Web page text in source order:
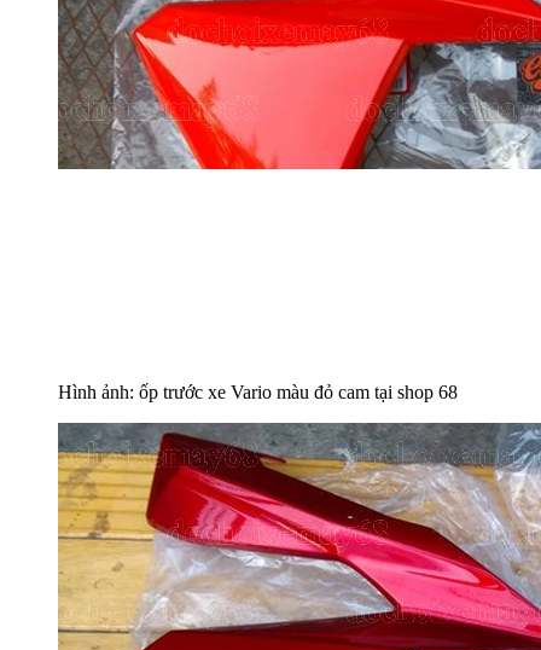
Hình ảnh: ốp trước xe Vario màu đỏ cam tại shop 68